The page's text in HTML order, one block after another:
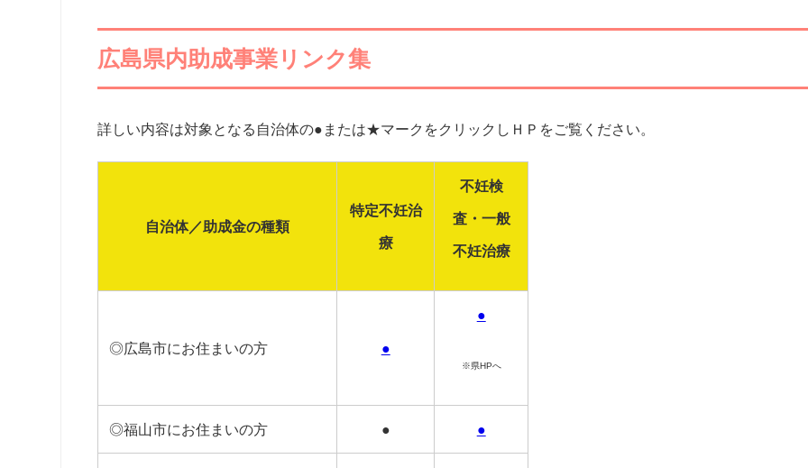
広島県内助成事業リンク集
詳しい内容は対象となる自治体の●または★マークをクリックしＨＰをご覧ください。
自治体／助成金の種類
特定不妊治
療
不妊検
査・一般
不妊治療
◎広島市にお住まいの方 ●
●
※県HPへ
◎福山市にお住まいの方 ● ●